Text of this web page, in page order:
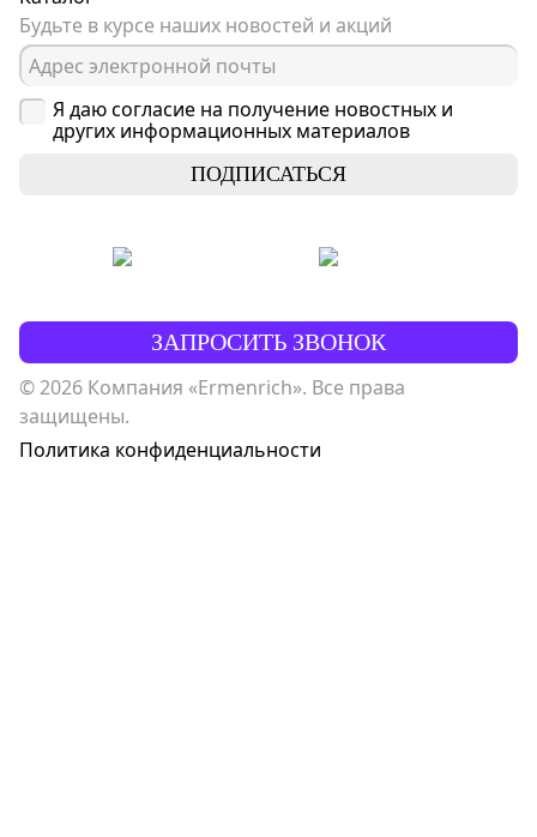
Будьте в курсе наших новостей и акций
Я даю согласие на получение новостных и
других информационных материалов
ПОДПИСАТЬСЯ
ЗАПРОСИТЬ ЗВОНОК
© 2026 Компания «Ermenrich». Все права
защищены.
Политика конфиденциальности